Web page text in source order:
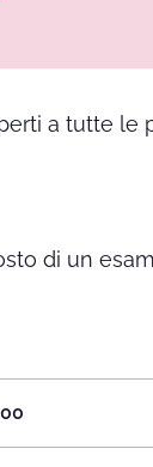
a tutte le
di un